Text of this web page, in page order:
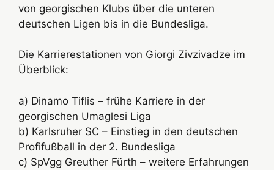
von georgischen Klubs über die unteren
deutschen Ligen bis in die Bundesliga.
Die Karrierestationen von Giorgi Zivzivadze im
Überblick:
a) Dinamo Tiflis – frühe Karriere in der
georgischen Umaglesi Liga
b) Karlsruher SC – Einstieg in den deutschen
Profifußball in der 2. Bundesliga
c) SpVgg Greuther Fürth – weitere Erfahrungen